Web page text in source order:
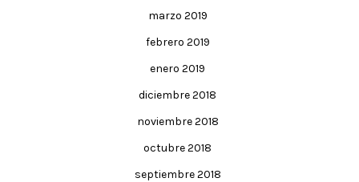
marzo 2019
febrero 2019
enero 2019
diciembre 2018
noviembre 2018
octubre 2018
septiembre 2018